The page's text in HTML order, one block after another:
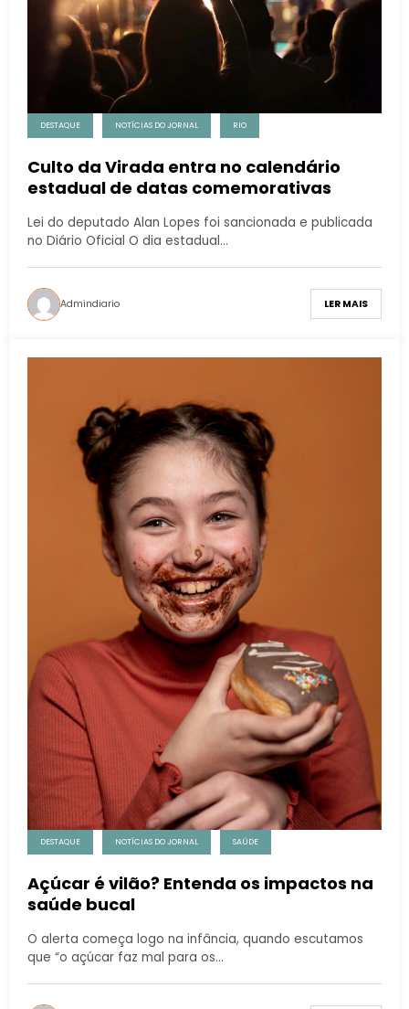
DESTAQUE NOTÍCIAS DO JORNAL RIO
Culto da Virada entra no calendário
estadual de datas comemorativas
Lei do deputado Alan Lopes foi sancionada e publicada
no Diário Oficial O dia estadual…
Admindiario LER MAIS
DESTAQUE NOTÍCIAS DO JORNAL SAÚDE
Açúcar é vilão? Entenda os impactos na
saúde bucal
O alerta começa logo na infância, quando escutamos
que “o açúcar faz mal para os…